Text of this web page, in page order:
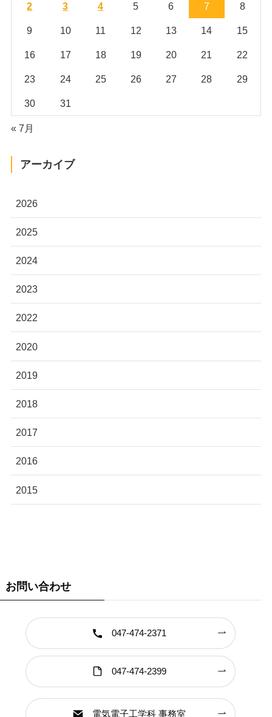
2 3 4 5 6 7 8
9 10 11 12 13 14 15
16 17 18 19 20 21 22
23 24 25 26 27 28 29
30 31
« 7月
アーカイブ
2026
2025
2024
2023
2022
2020
2019
2018
2017
2016
2015
お問い合わせ
047-474-2371
047-474-2399
電気電子工学科 事務室